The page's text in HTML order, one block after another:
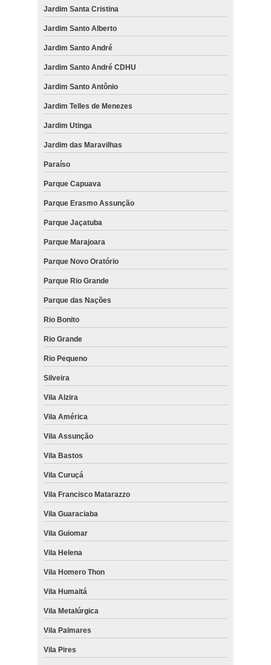
Jardim Santa Cristina
Jardim Santo Alberto
Jardim Santo André
Jardim Santo André CDHU
Jardim Santo Antônio
Jardim Telles de Menezes
Jardim Utinga
Jardim das Maravilhas
Paraíso
Parque Capuava
Parque Erasmo Assunção
Parque Jaçatuba
Parque Marajoara
Parque Novo Oratório
Parque Rio Grande
Parque das Nações
Rio Bonito
Rio Grande
Rio Pequeno
Silveira
Vila Alzira
Vila América
Vila Assunção
Vila Bastos
Vila Curuçá
Vila Francisco Matarazzo
Vila Guaraciaba
Vila Guiomar
Vila Helena
Vila Homero Thon
Vila Humaitá
Vila Metalúrgica
Vila Palmares
Vila Pires